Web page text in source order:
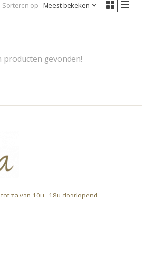
Sorteren op Meest bekeken
producten gevonden!
za van 10u - 18u doorlopend